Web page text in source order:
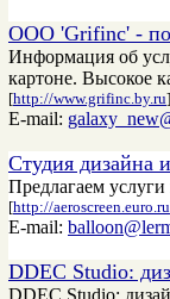
ООО 'Grifinc' -
Информация об
картоне. Высокое
[http://www.grifinc.by.ru]
E-mail:
Студия
Предлагаем
[http://aeroscreen.euro.ru
E-mail:
DDEC Studio:
DDEC Studio: